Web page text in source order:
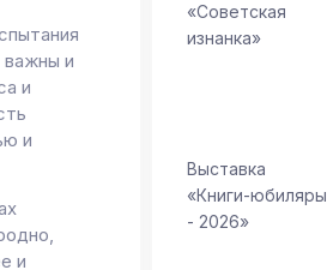
и
и
и
и
«Советская
изнанка»
Выставка
«Книги-юбиляры
- 2026»